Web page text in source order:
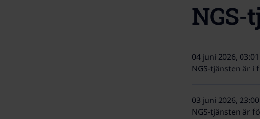
NGS-
04 juni 2026, 03:01
NGS-tjänsten är i
03 juni 2026, 23:00
NGS-tjänsten är